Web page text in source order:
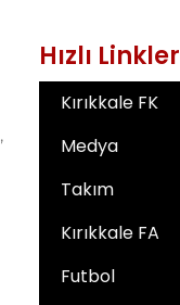
,
Hızlı Linkler
Kırıkkale FK
Medya
Takım
Kırıkkale FA
Futbol